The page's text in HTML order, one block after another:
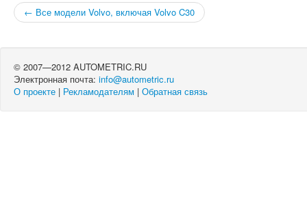
← Все модели Volvo, включая Volvo C30
© 2007—2012 AUTOMETRIC.RU
Электронная почта: info@autometric.ru
О проекте | Рекламодателям | Обратная связь